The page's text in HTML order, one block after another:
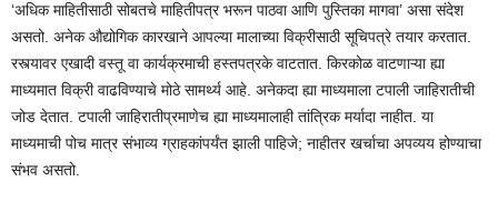
‘अधिक माहितीसाठी सोबतचे माहितीपत्र भरून पाठवा आणि पुस्तिका मागवा’ असा संदेश
असतो. अनेक औद्योगिक कारखाने आपल्या मालाच्या विक्रीसाठी सूचिपत्रे तयार करतात.
रस्त्यावर एखादी वस्तू वा कार्यक्रमाची हस्तपत्रके वाटतात. किरकोळ वाटणाऱ्या ह्या
माध्यमात विक्री वाढविण्याचे मोठे सामर्थ्य आहे. अनेकदा ह्या माध्यमाला टपाली जाहिरातीची
जोड देतात. टपाली जाहिरातीप्रमाणेच ह्या माध्यमालाही तांत्रिक मर्यादा नाहीत. या
माध्यमाची पोच मात्र संभाव्य ग्राहकांपर्यंत झाली पाहिजे; नाहीतर खर्चाचा अपव्यय होण्याचा
संभव असतो.